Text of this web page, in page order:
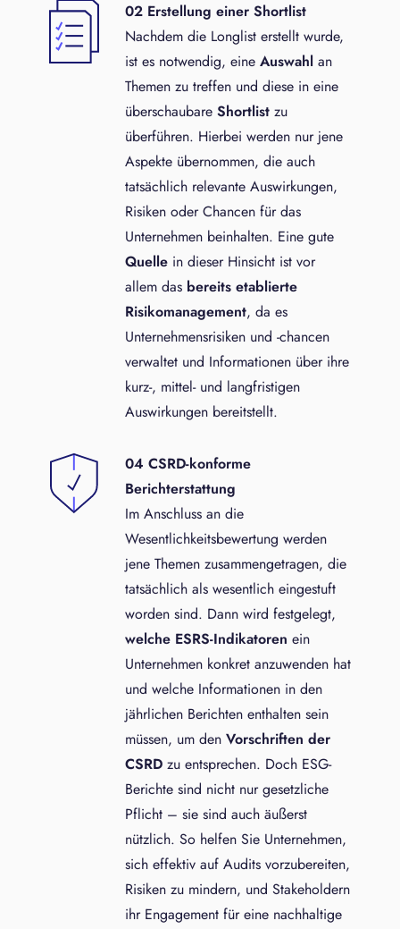
02 Erstellung einer Shortlist
Nachdem die Longlist erstellt wurde,
ist es notwendig, eine Auswahl an
Themen zu treffen und diese in eine
überschaubare Shortlist zu
überführen. Hierbei werden nur jene
Aspekte übernommen, die auch
tatsächlich relevante Auswirkungen,
Risiken oder Chancen für das
Unternehmen beinhalten. Eine gute
Quelle in dieser Hinsicht ist vor
allem das bereits etablierte
Risikomanagement, da es
Unternehmensrisiken und -chancen
verwaltet und Informationen über ihre
kurz-, mittel- und langfristigen
Auswirkungen bereitstellt.
04 CSRD-konforme
Berichterstattung
Im Anschluss an die
Wesentlichkeitsbewertung werden
jene Themen zusammengetragen, die
tatsächlich als wesentlich eingestuft
worden sind. Dann wird festgelegt,
welche ESRS-Indikatoren ein
Unternehmen konkret anzuwenden hat
und welche Informationen in den
jährlichen Berichten enthalten sein
müssen, um den Vorschriften der
CSRD zu entsprechen. Doch ESG-
Berichte sind nicht nur gesetzliche
Pflicht – sie sind auch äußerst
nützlich. So helfen Sie Unternehmen,
sich effektiv auf Audits vorzubereiten,
Risiken zu mindern, und Stakeholdern
ihr Engagement für eine nachhaltige